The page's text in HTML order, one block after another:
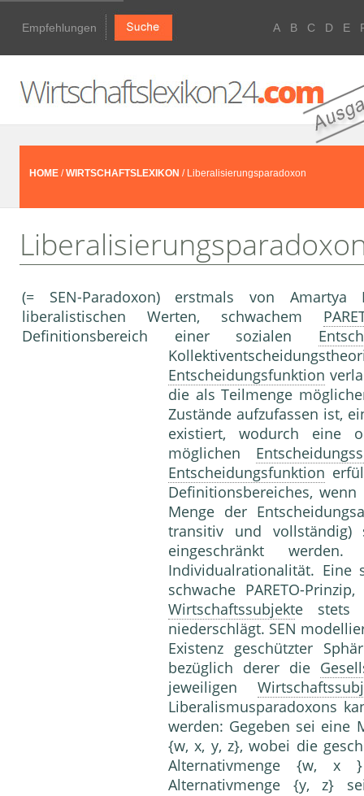
Empfehlungen A B C D E
HOME /WIRTSCHAFTSLEXIKON / Liberalisierungsparadoxon
(= SEN-Paradoxon) erstmals von
liberalistischen Werten, schwachem
Definitionsbereich einer sozialen
Entscheidungsfunktion
die als Teilmenge
Zustände aufzufassen ist,
existiert, wodurch eine
möglichen
Entscheidungsfunktion
Definitionsbereiches,
Menge der
transitiv und
eingeschränkt
Individualrationalität. Eine
schwache PARETO-
Wirtschaftssubjekte stets
niederschlägt. SEN
Existenz geschützter
bezüglich derer die
jeweiligen
Liberalismusparadoxons
werden: Gegeben sei eine
{w, x, y, z}, wobei die
Alternativmenge {w,
Alternativmenge {y, z}